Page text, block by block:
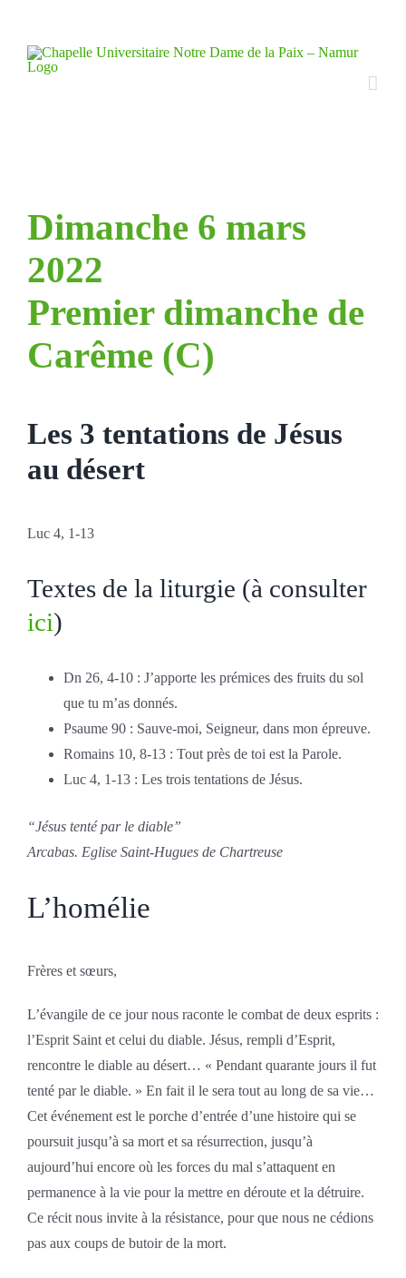
content
Dimanche 6 mars
2022
Premier dimanche de
Carême (C)
Les 3 tentations de Jésus
au désert
Luc 4, 1-13
Textes de la liturgie (à consulter
ici)
Dn 26, 4-10 : J’apporte les prémices des fruits du sol
que tu m’as donnés.
Psaume 90 : Sauve-moi, Seigneur, dans mon épreuve.
Romains 10, 8-13 : Tout près de toi est la Parole.
Luc 4, 1-13 : Les trois tentations de Jésus.
“Jésus tenté par le diable”
Arcabas. Eglise Saint-Hugues de Chartreuse
L’homélie
Frères et sœurs,
L’évangile de ce jour nous raconte le combat de deux esprits :
l’Esprit Saint et celui du diable. Jésus, rempli d’Esprit,
rencontre le diable au désert… « Pendant quarante jours il fut
tenté par le diable. » En fait il le sera tout au long de sa vie…
Cet événement est le porche d’entrée d’une histoire qui se
poursuit jusqu’à sa mort et sa résurrection, jusqu’à
aujourd’hui encore où les forces du mal s’attaquent en
permanence à la vie pour la mettre en déroute et la détruire.
Ce récit nous invite à la résistance, pour que nous ne cédions
pas aux coups de butoir de la mort.